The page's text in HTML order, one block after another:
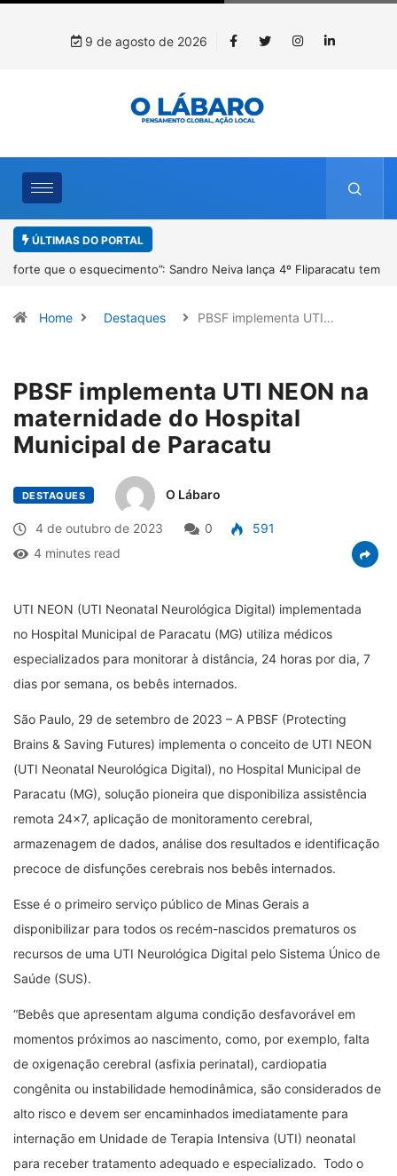
9 de agosto de 2026
ÚLTIMAS DO PORTAL
4º Fliparacatu tem inscrições abertas para o Prêmio de Redação e
Home Destaques PBSF implementa UTI…
PBSF implementa UTI NEON na
maternidade do Hospital
Municipal de Paracatu
DESTAQUES O Lábaro
4 de outubro de 2023 0
591
4 minutes read
UTI NEON (UTI Neonatal Neurológica Digital) implementada
no Hospital Municipal de Paracatu (MG) utiliza médicos
especializados para monitorar à distância, 24 horas por dia, 7
dias por semana, os bebês internados.
São Paulo, 29 de setembro de 2023 – A PBSF (Protecting
Brains & Saving Futures) implementa o conceito de UTI NEON
(UTI Neonatal Neurológica Digital), no Hospital Municipal de
Paracatu (MG), solução pioneira que disponibiliza assistência
remota 24×7, aplicação de monitoramento cerebral,
armazenagem de dados, análise dos resultados e identificação
precoce de disfunções cerebrais nos bebês internados.
Esse é o primeiro serviço público de Minas Gerais a
disponibilizar para todos os recém-nascidos prematuros os
recursos de uma UTI Neurológica Digital pelo Sistema Único de
Saúde (SUS).
“Bebês que apresentam alguma condição desfavorável em
momentos próximos ao nascimento, como, por exemplo, falta
de oxigenação cerebral (asfixia perinatal), cardiopatia
congênita ou instabilidade hemodinâmica, são considerados de
alto risco e devem ser encaminhados imediatamente para
internação em Unidade de Terapia Intensiva (UTI) neonatal
para receber tratamento adequado e especializado. Todo o